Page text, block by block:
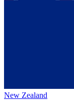
New Zealand